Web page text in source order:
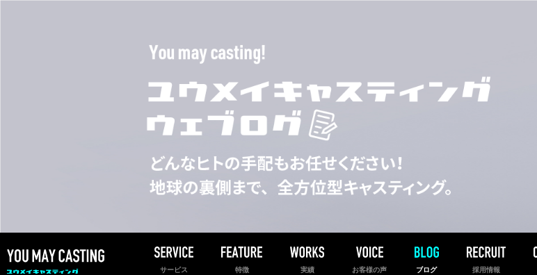
サービス 特徴 実績 お客様の声 ブログ 採用情報